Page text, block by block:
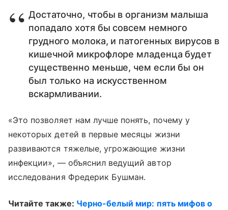
Достаточно, чтобы в организм малыша
попадало хотя бы совсем немного
грудного молока, и патогенных вирусов в
кишечной микрофлоре младенца будет
существенно меньше, чем если бы он
был только на искусственном
вскармливании.
«Это позволяет нам лучше понять, почему у
некоторых детей в первые месяцы жизни
развиваются тяжелые, угрожающие жизни
инфекции», — объяснил ведущий автор
исследования Фредерик Бушман.
Читайте также: Черно-белый мир: пять мифов о